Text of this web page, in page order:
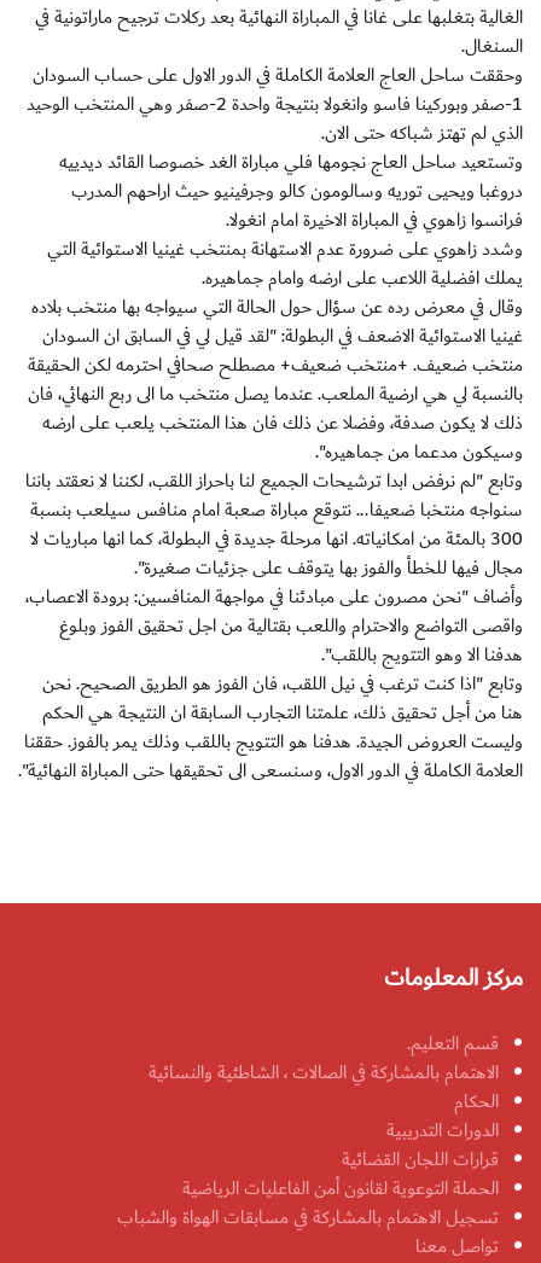
الغالية بتغلبها على غانا في المباراة النهائية بعد ركلات ترجيح ماراتونية في
السنغال.
وحققت ساحل العاج العلامة الكاملة في الدور الاول على حساب السودان
1-صفر وبوركينا فاسو وانغولا بنتيجة واحدة 2-صفر وهي المنتخب الوحيد
الذي لم تهتز شباكه حتى الان.
وتستعيد ساحل العاج نجومها فلي مباراة الغد خصوصا القائد ديدييه
دروغبا ويحيى توريه وسالومون كالو وجرفينيو حيث اراحهم المدرب
فرانسوا زاهوي في المباراة الاخيرة امام انغولا.
وشدد زاهوي على ضرورة عدم الاستهانة بمنتخب غينيا الاستوائية التي
يملك افضلية اللاعب على ارضه وامام جماهيره.
وقال في معرض رده عن سؤال حول الحالة التي سيواجه بها منتخب بلاده
غينيا الاستوائية الاضعف في البطولة: "لقد قيل لي في السابق ان السودان
منتخب ضعيف. +منتخب ضعيف+ مصطلح صحافي احترمه لكن الحقيقة
بالنسبة لي هي ارضية الملعب. عندما يصل منتخب ما الى ربع النهائي، فان
ذلك لا يكون صدفة، وفضلا عن ذلك فان هذا المنتخب يلعب على ارضه
وسيكون مدعما من جماهيره".
وتابع "لم نرفض ابدا ترشيحات الجميع لنا باحراز اللقب، لكننا لا نعقتد باننا
سنواجه منتخبا ضعيفا... نتوقع مباراة صعبة امام منافس سيلعب بنسبة
300 بالمئة من امكانياته. انها مرحلة جديدة في البطولة، كما انها مباريات لا
مجال فيها للخطأ والفوز بها يتوقف على جزئيات صغيرة".
وأضاف "نحن مصرون على مبادئنا في مواجهة المنافسين: برودة الاعصاب،
واقصى التواضع والاحترام واللعب بقتالية من اجل تحقيق الفوز وبلوغ
هدفنا الا وهو التتويج باللقب".
وتابع "اذا كنت ترغب في نيل اللقب، فان الفوز هو الطريق الصحيح. نحن
هنا من أجل تحقيق ذلك، علمتنا التجارب السابقة ان النتيجة هي الحكم
وليست العروض الجيدة. هدفنا هو التتويج باللقب وذلك يمر بالفوز. حققنا
العلامة الكاملة في الدور الاول، وسنسعى الى تحقيقها حتى المباراة النهائية".
مركز المعلومات
قسم التعليم.
الاهتمام بالمشاركة في الصالات ، الشاطئية والنسائية
الحكام
الدورات التدريبية
قرارات اللجان القضائية
الحملة التوعوية لقانون أمن الفاعليات الرياضية
تسجيل الاهتمام بالمشاركة في مسابقات الهواة والشباب
تواصل معنا